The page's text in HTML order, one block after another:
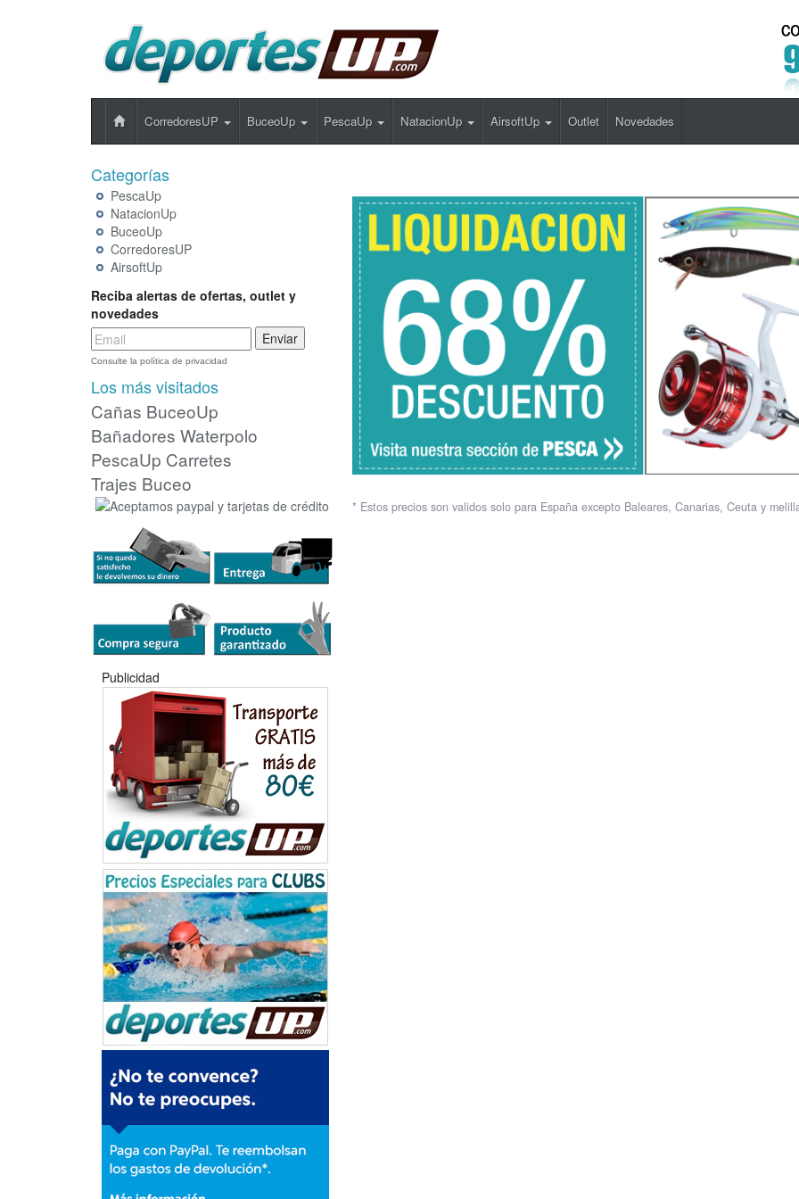
CorredoresUP BuceoUp PescaUp NatacionUp AirsoftUp Outlet Novedades
Categorías
PescaUp
NatacionUp
BuceoUp
CorredoresUP
AirsoftUp
Reciba alertas de ofertas, outlet y
novedades
Consulte la política de privacidad
Los más visitados
Cañas BuceoUp
Bañadores Waterpolo
PescaUp Carretes
Trajes Buceo
Publicidad
* Estos precios son validos solo para España excepto Baleares, Canarias, Ceuta y